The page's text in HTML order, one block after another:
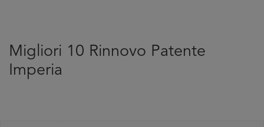
Migliori 10 Rinnovo Patente
Imperia